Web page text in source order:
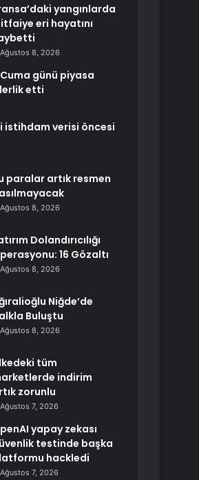
yangınlarda
eri hayatını
Ağustos 8, 2026
günü piyasa
etti
istihdam verisi öncesi
paralar artık resmen
Ağustos 8, 2026
Dolandırıcılığı
16 Gözaltı
Ağustos 8, 2026
Niğde’de
Buluştu
Ağustos 8, 2026
tüm
indirim
zorunlu
Ağustos 7, 2026
yapay zekası
testinde başka
hackledi
Ağustos 7, 2026